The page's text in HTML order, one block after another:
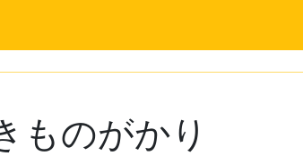
ものがかり